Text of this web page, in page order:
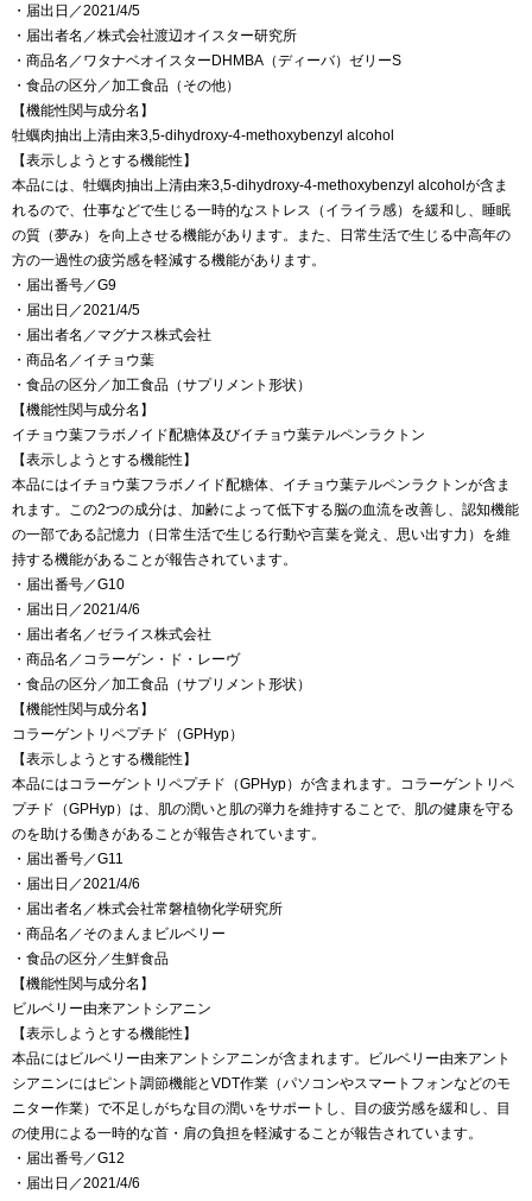
・届出日／2021/4/5
・届出者名／株式会社渡辺オイスター研究所
・商品名／ワタナベオイスターDHМBA（ディーバ）ゼリーS
・食品の区分／加工食品（その他）
【機能性関与成分名】
牡蠣肉抽出上清由来3,5-dihydroxy-4-methoxybenzyl alcohol
【表示しようとする機能性】
本品には、牡蠣肉抽出上清由来3,5-dihydroxy-4-methoxybenzyl alcoholが含ま
れるので、仕事などで生じる一時的なストレス（イライラ感）を緩和し、睡眠
の質（夢み）を向上させる機能があります。また、日常生活で生じる中高年の
方の一過性の疲労感を軽減する機能があります。
・届出番号／G9
・届出日／2021/4/5
・届出者名／マグナス株式会社
・商品名／イチョウ葉
・食品の区分／加工食品（サプリメント形状）
【機能性関与成分名】
イチョウ葉フラボノイド配糖体及びイチョウ葉テルペンラクトン
【表示しようとする機能性】
本品にはイチョウ葉フラボノイド配糖体、イチョウ葉テルペンラクトンが含ま
れます。この2つの成分は、加齢によって低下する脳の血流を改善し、認知機能
の一部である記憶力（日常生活で生じる行動や言葉を覚え、思い出す力）を維
持する機能があることが報告されています。
・届出番号／G10
・届出日／2021/4/6
・届出者名／ゼライス株式会社
・商品名／コラーゲン・ド・レーヴ
・食品の区分／加工食品（サプリメント形状）
【機能性関与成分名】
コラーゲントリペプチド（GPHyp）
【表示しようとする機能性】
本品にはコラーゲントリペプチド（GPHyp）が含まれます。コラーゲントリペ
プチド（GPHyp）は、肌の潤いと肌の弾力を維持することで、肌の健康を守る
のを助ける働きがあることが報告されています。
・届出番号／G11
・届出日／2021/4/6
・届出者名／株式会社常磐植物化学研究所
・商品名／そのまんまビルベリー
・食品の区分／生鮮食品
【機能性関与成分名】
ビルベリー由来アントシアニン
【表示しようとする機能性】
本品にはビルベリー由来アントシアニンが含まれます。ビルベリー由来アント
シアニンにはピント調節機能とVDT作業（パソコンやスマートフォンなどのモ
ニター作業）で不足しがちな目の潤いをサポートし、目の疲労感を緩和し、目
の使用による一時的な首・肩の負担を軽減することが報告されています。
・届出番号／G12
・届出日／2021/4/6